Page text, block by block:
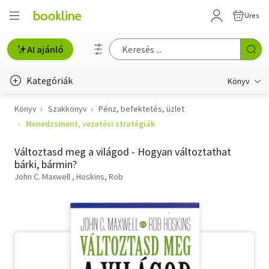
Üres
AI ajánló
Kategóriák Könyv
Életmód, egészség
Gyermek- és ifjúsági
Könyv Szakkönyv
Pénz, befektetés, üzlet
Menedzsment, vezetési stratégiák
Változtasd meg a világod - Hogyan változtathat
bárki, bármin?
John C. Maxwell Hoskins, Rob